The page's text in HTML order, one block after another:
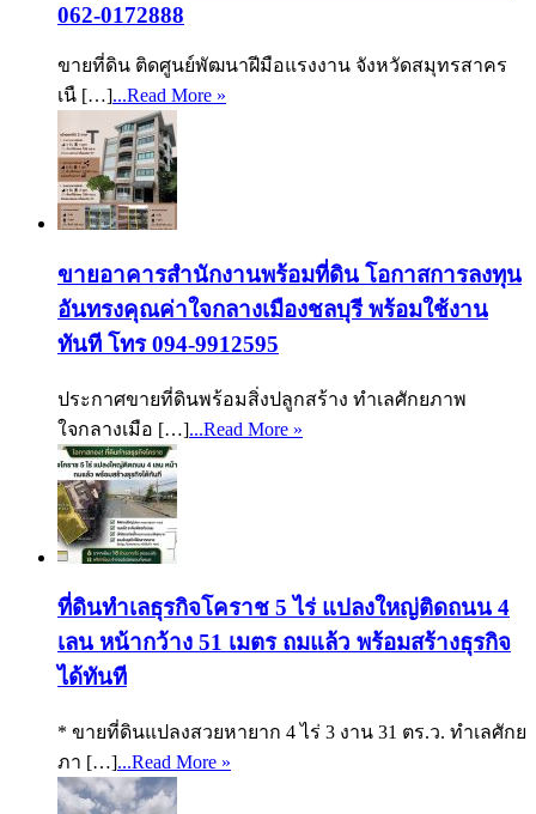
062-0172888
ขายที่ดิน ติดศูนย์พัฒนาฝีมือแรงงาน จังหวัดสมุทรสาคร
เนื […]...Read More »
ขายอาคารสำนักงานพร้อมที่ดิน โอกาสการลงทุน
อันทรงคุณค่าใจกลางเมืองชลบุรี พร้อมใช้งาน
ทันที โทร 094-9912595
ประกาศขายที่ดินพร้อมสิ่งปลูกสร้าง ทำเลศักยภาพ
ใจกลางเมือ […]...Read More »
ที่ดินทำเลธุรกิจโคราช 5 ไร่ แปลงใหญ่ติดถนน 4
เลน หน้ากว้าง 51 เมตร ถมแล้ว พร้อมสร้างธุรกิจ
ได้ทันที
* ขายที่ดินแปลงสวยหายาก 4 ไร่ 3 งาน 31 ตร.ว. ทำเลศักย
ภา […]...Read More »